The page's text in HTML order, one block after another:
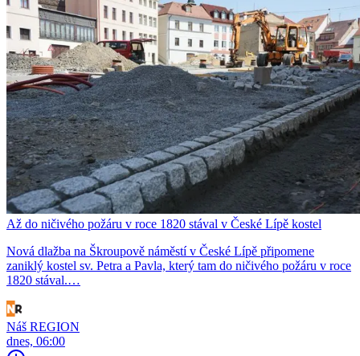
Až do ničivého požáru v roce 1820 stával v České Lípě kostel
Nová dlažba na Škroupově náměstí v České Lípě připomene
zaniklý kostel sv. Petra a Pavla, který tam do ničivého požáru v roce
1820 stával.…
Náš REGION
dnes, 06:00